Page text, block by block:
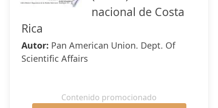
nacional de Costa
Rica
Autor: Pan American Union. Dept. Of
Scientific Affairs
Contenido promocionado